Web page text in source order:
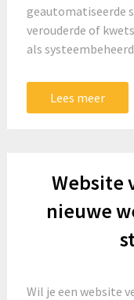
geautomatiseerde
verouderde of
als
Lees meer
Website
nieuwe
Wil je een website